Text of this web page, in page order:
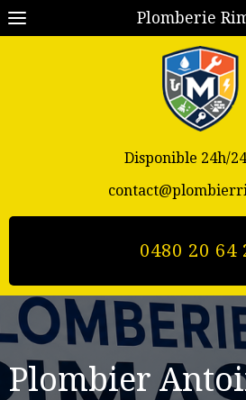
Plomberie
Disponible 24h/
0480 20 64
Plombier